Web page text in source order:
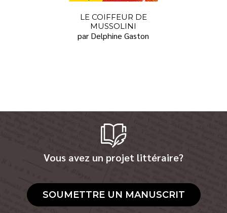
LE COIFFEUR DE
MUSSOLINI
par Delphine Gaston
Vous avez un projet littéraire?
SOUMETTRE UN MANUSCRIT